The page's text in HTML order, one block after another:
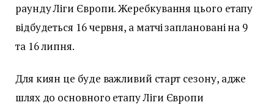
раунду Ліги Європи. Жеребкування цього етапу
відбудеться 16 червня, а матчі заплановані на 9
та 16 липня.
Для киян це буде важливий старт сезону, адже
шлях до основного етапу Ліги Європи